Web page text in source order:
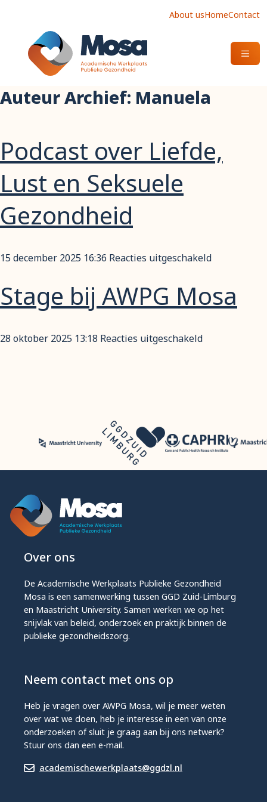
About usHomeContact
OPEN
Auteur Archief: Manuela
Podcast over Liefde,
Lust en Seksuele
Gezondheid
15 december 2025 16:36 Reacties uitgeschakeldvoor
Liefde,
Stage bij AWPG Mosa
28 oktober 2025 13:18 Reacties uitgeschakeldvoor
Over ons
De Academische Werkplaats Publieke Gezondheid
Mosa is een samenwerking tussen GGD Zuid-Limburg
en Maastricht University. Samen werken we op het
snijvlak van beleid, onderzoek en praktijk binnen de
publieke gezondheidszorg.
Neem contact met ons op
Heb je vragen over AWPG Mosa, wil je meer weten
over wat we doen, heb je interesse in een van onze
onderzoeken of sluit je graag aan bij ons netwerk?
Stuur ons dan een e-mail.
academischewerkplaats@ggdzl.nl